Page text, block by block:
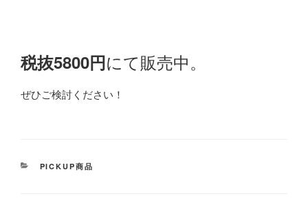
税抜5800円にて販売中。
ぜひご検討ください！
カ
PICKUP商品